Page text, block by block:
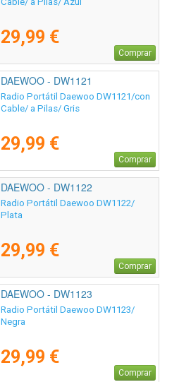
29,99 €
Comprar
DAEWOO - DW1121
Radio Portátil Daewoo DW1121/con
Cable/ a Pilas/ Gris
29,99 €
Comprar
DAEWOO - DW1122
Radio Portátil Daewoo DW1122/
Plata
29,99 €
Comprar
DAEWOO - DW1123
Radio Portátil Daewoo DW1123/
Negra
29,99 €
Comprar